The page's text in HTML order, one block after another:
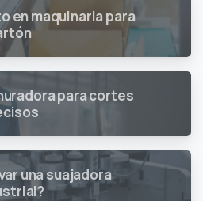
en maquinaria para
para cortes
una suajadora